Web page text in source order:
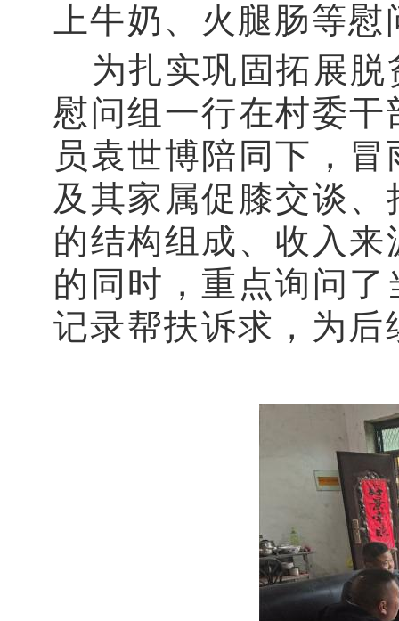
上牛奶、火腿肠等
为扎实巩固拓展
慰问组一行在村委
员袁世博陪同下，
及其家属促膝交谈
的结构组成、收入
的同时，重点询问
记录帮扶诉求，为